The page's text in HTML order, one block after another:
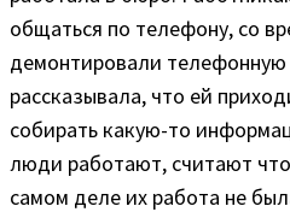
общаться по телефону, со
демонтировали телефонную
рассказывала, что ей
собирать какую-то
люди работают, считают
самом деле их работа не